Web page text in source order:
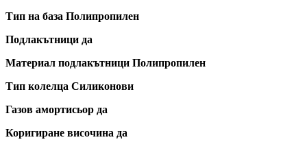
Тип на база Полипропилен
Подлакътници да
Материал подлакътници Полипропилен
Тип колелца Силиконови
Газов амортисьор да
Коригиране височина да